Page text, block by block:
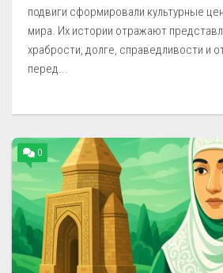
подвиги сформировали культурные
мира. Их истории отражают
храбрости, долге, справедливости и
перед...
0